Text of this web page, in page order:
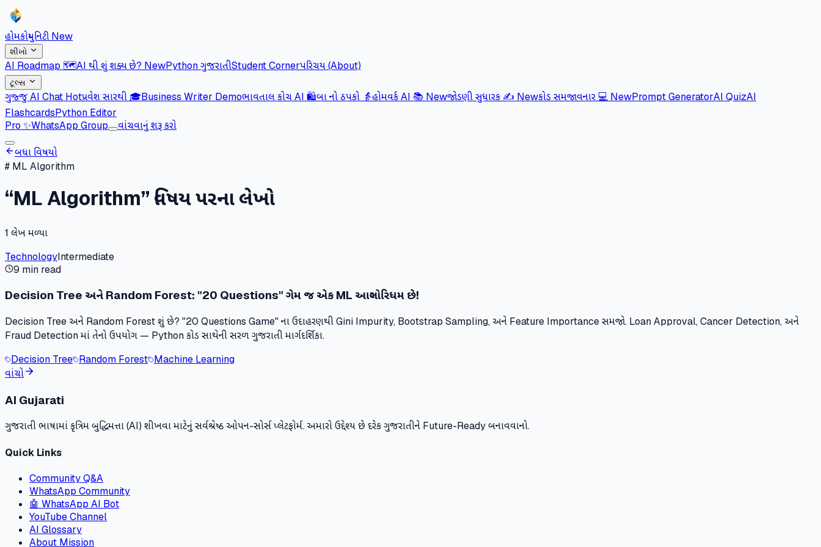
હોમકોમ્યુનિટી New
શીખો
AI Roadmap 🗺️AI થી શું શક્ય છે? NewPython ગુજરાતીStudent Cornerપરિચય (About)
ટૂલ્સ
ગુજ્જુ AI Chat Hotપ્રવેશ સારથી 🎓Business Writer Demoભાવતાલ કોચ AI 🛍️બા નો ઠપકો 👵હોમવર્ક AI 📚 Newજોડણી સુધારક ✍️ Newકોડ સમજાવનાર 💻 NewPrompt GeneratorAI QuizAI
FlashcardsPython Editor
Pro ✨WhatsApp Group વાંચવાનું શરૂ કરો
બધા વિષયો
# ML Algorithm
“ML Algorithm” વિષય પરના લેખો
1 લેખ મળ્યા
TechnologyIntermediate
9 min read
Decision Tree અને Random Forest: "20 Questions" ગેમ જ એક ML આલ્ગોરિધમ છે!
Decision Tree અને Random Forest શું છે? "20 Questions Game" ના ઉદાહરણથી Gini Impurity, Bootstrap Sampling, અને Feature Importance સમજો. Loan Approval, Cancer Detection, અને
Fraud Detection માં તેનો ઉપયોગ — Python કોડ સાથેની સરળ ગુજરાતી માર્ગદર્શિકા.
Decision Tree Random Forest Machine Learning
વાંચો
AI Gujarati
ગુજરાતી ભાષામાં કૃત્રિમ બુદ્ધિમત્તા (AI) શીખવા માટેનું સર્વશ્રેષ્ઠ ઓપન-સોર્સ પ્લેટફોર્મ. અમારો ઉદ્દેશ્ય છે દરેક ગુજરાતીને Future-Ready બનાવવાનો.
Quick Links
Community Q&A
WhatsApp Community
🤖 WhatsApp AI Bot
YouTube Channel
AI Glossary
About Mission